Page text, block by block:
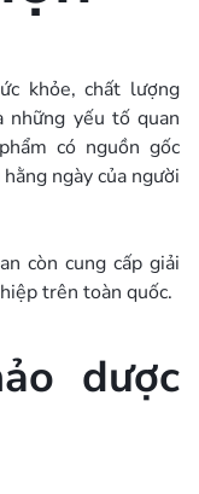
khỏe, chất lượng
yếu tố quan
có nguồn gốc
ngày của người
còn cung cấp giải
trên toàn quốc.
dược